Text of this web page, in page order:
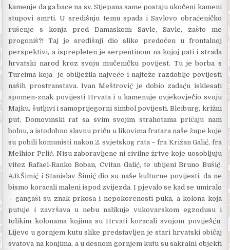
kamenje da ga bace na sv. Stjepana same postaju ukočeni kameni
stupovi smrti. U središnju temu spada i Savlovo obraćeničko
rušenje s konja pred Damaskom: Savle, Savle, zašto me
progoniš?! Taj je središnji dio slike predočen u frontalnoj
perspektivi, a isprepleten je serpentinom na kojoj pati i strada
hrvatski narod kroz svoju mučeničku povijest. Tu je borba s
Turcima koja je obilježila najveće i najteže razdoblje povijesti
naših prostranstava. Ivan Meštrović je dobio zadaću isklesati
spomen-znak povijesti Hrvata i u kamenuje ovjekovječio svoju
Majku, šutljivi i samoprijegorni simbol povijesti. Bleiburg, križni
put, Domovinski rat sa svim svojim strahotama pričaju nam
bolnu, a istodobno slavnu priču u likovima fratara naše župe koje
su pobili komunisti nakon 2. svjetskog rata – fra Križan Galić, fra
Melhior Prlić. Nisu zaboravljene ni civilne žrtve koje uosobljuju
vitez Rafael-Ranko Boban, Cvitan Galić, te ubijeni Bruno Bušić.
A.B.Šimić i Stanislav Šimić dio su naše kulturne povijesti, da ne
bismo koracali maleni ispod zvijezda. I pjevalo se kad se umiralo
– gangaši su znak prkosa i nepokorenosti puka, a kolona koja
putuje i završava u nebu nalikuje vukovarskom egzodusu i
tolikim kolonama kojima su Hrvati koracali svojom poviješću.
Lijevo u gornjem kutu slike predstavljen je stari hrvatski običaj
svatova na konjima, a u desnom gornjem kutu su sakralni objekti